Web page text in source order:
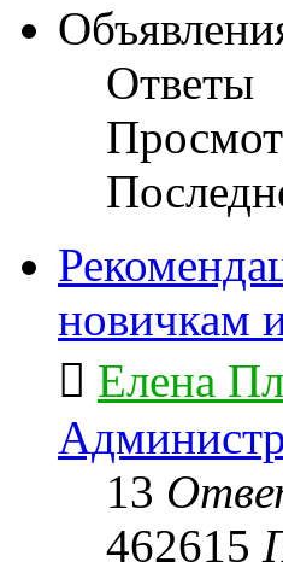
Ответы
новичкам
Елена
13
462615